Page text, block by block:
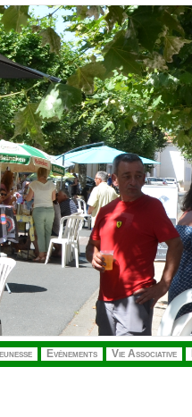
Evénements Vie Associative